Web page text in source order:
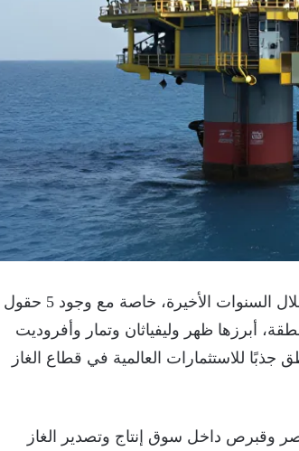
من أهم مصادر الطاقة عالميًا خلال السنوات الأخيرة، خاصة مع وجود 5 حقول
أبرزها ظهر وليفياثان وتمار وأفروديت
للاستثمارات العالمية في قطاع الغاز
وقبرص داخل سوق إنتاج وتصدير الغاز